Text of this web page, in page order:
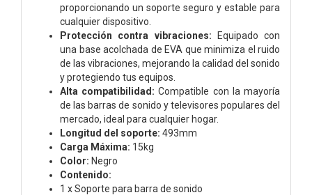
proporcionando un soporte seguro y estable para
cualquier dispositivo.
Protección contra vibraciones: Equipado con
una base acolchada de EVA que minimiza el ruido
de las vibraciones, mejorando la calidad del sonido
y protegiendo tus equipos.
Alta compatibilidad: Compatible con la mayoría
de las barras de sonido y televisores populares del
mercado, ideal para cualquier hogar.
Longitud del soporte: 493mm
Carga Máxima: 15kg
Color: Negro
Contenido:
1 x Soporte para barra de sonido